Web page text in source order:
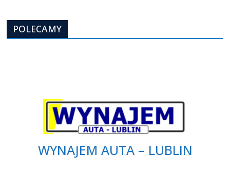
POLECAMY
WYNAJEM AUTA – LUBLIN